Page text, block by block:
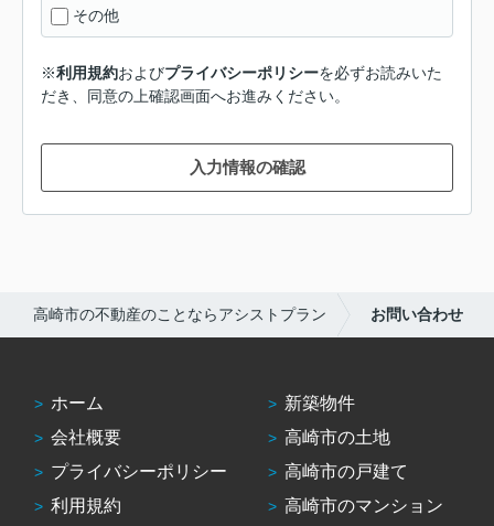
その他
※利用規約およびプライバシーポリシーを必ずお読みいた
だき、同意の上確認画面へお進みください。
入力情報の確認
高崎市の不動産のことならアシストプラン お問い合わせ
ホーム
会社概要
プライバシーポリシー
利用規約
新築物件
高崎市の土地
高崎市の戸建て
高崎市のマンション